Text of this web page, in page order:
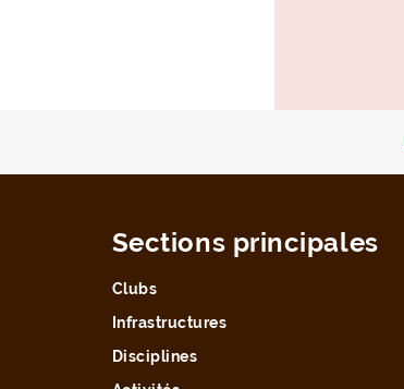
Sections principales
Clubs
Infrastructures
Disciplines